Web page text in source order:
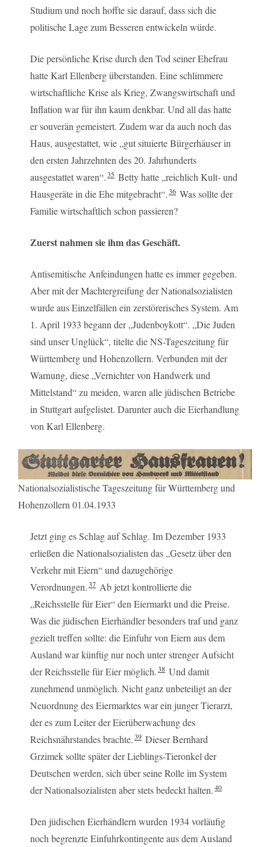
Studium und noch hoffte sie darauf, dass sich die
politische Lage zum Besseren entwickeln würde.
Die persönliche Krise durch den Tod seiner Ehefrau
hatte Karl Ellenberg überstanden. Eine schlimmere
wirtschaftliche Krise als Krieg, Zwangswirtschaft und
Inflation war für ihn kaum denkbar. Und all das hatte
er souverän gemeistert. Zudem war da auch noch das
Haus, ausgestattet, wie „gut situierte Bürgerhäuser in
den ersten Jahrzehnten des 20. Jahrhunderts
ausgestattet waren“.35 Betty hatte „reichlich Kult- und
Hausgeräte in die Ehe mitgebracht“.36 Was sollte der
Familie wirtschaftlich schon passieren?
Zuerst nahmen sie ihm das Geschäft.
Antisemitische Anfeindungen hatte es immer gegeben.
Aber mit der Machtergreifung der Nationalsozialisten
wurde aus Einzelfällen ein zerstörerisches System. Am
1. April 1933 begann der „Judenboykott“. „Die Juden
sind unser Unglück“, titelte die NS-Tageszeitung für
Württemberg und Hohenzollern. Verbunden mit der
Warnung, diese „Vernichter von Handwerk und
Mittelstand“ zu meiden, waren alle jüdischen Betriebe
in Stuttgart aufgelistet. Darunter auch die Eierhandlung
von Karl Ellenberg.
Nationalsozialistische Tageszeitung für Württemberg und
Hohenzollern 01.04.1933
Jetzt ging es Schlag auf Schlag. Im Dezember 1933
erließen die Nationalsozialisten das „Gesetz über den
Verkehr mit Eiern“ und dazugehörige
Verordnungen.37 Ab jetzt kontrollierte die
„Reichsstelle für Eier“ den Eiermarkt und die Preise.
Was die jüdischen Eierhändler besonders traf und ganz
gezielt treffen sollte: die Einfuhr von Eiern aus dem
Ausland war künftig nur noch unter strenger Aufsicht
der Reichsstelle für Eier möglich.38 Und damit
zunehmend unmöglich. Nicht ganz unbeteiligt an der
Neuordnung des Eiermarktes war ein junger Tierarzt,
der es zum Leiter der Eierüberwachung des
Reichsnährstandes brachte.39 Dieser Bernhard
Grzimek sollte später der Lieblings-Tieronkel der
Deutschen werden, sich über seine Rolle im System
der Nationalsozialisten aber stets bedeckt halten.40
Den jüdischen Eierhändlern wurden 1934 vorläufig
noch begrenzte Einfuhrkontingente aus dem Ausland